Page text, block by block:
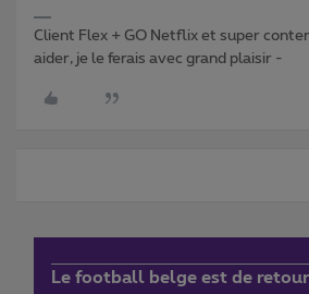
Client Flex + GO Netflix et super
aider, je le ferais avec grand plaisir -
Le football belge est de